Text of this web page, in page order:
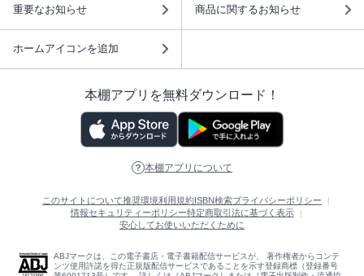
重要なお知らせ 商品に関するお知らせ
ホームアイコンを追加
本棚アプリを無料ダウンロード！
本棚アプリについて
このサイトについて推奨環境利用規約ISBN検索プライバシーポリシー
情報セキュリティーポリシー特定商取引法に基づく表示
安心してお使いいただくために
ABJマークは、この電子書店・電子書籍配信サービスが、 著作権者からコンテ
ンツ使用許諾を得た正規版配信サービスであることを示す登録商標（登録番号